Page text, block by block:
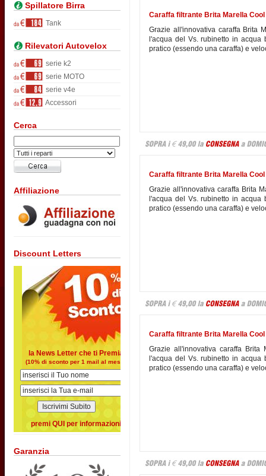
Spillatore Birra
Tank
Rilevatori Autovelox
serie k2
serie MOTO
serie v4e
Accessori
Cerca
Affiliazione
Discount Letters
la News Letter che ti Premia
(10% di sconto per 1 mail al mese)
premi QUI per informazioni
Garanzia
Caraffa filtrante Brita Marella Cool
Grazie all'innovativa caraffa Brita
l'acqua del Vs. rubinetto in acqua
pratico (essendo una caraffa) e
Caraffa filtrante Brita Marella
Grazie all'innovativa caraffa Brita
l'acqua del Vs. rubinetto in acqua
pratico (essendo una caraffa) e
Caraffa filtrante Brita Marella
Grazie all'innovativa caraffa
l'acqua del Vs. rubinetto in acqua
pratico (essendo una caraffa) e